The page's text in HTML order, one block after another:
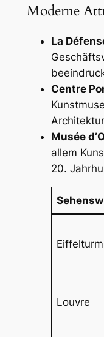
Moderne
La
Centre
Musée
allem
20.
Eiffelturm
Louvre